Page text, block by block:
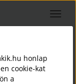
Toggle
szerv
honlap
cookie-kat
a